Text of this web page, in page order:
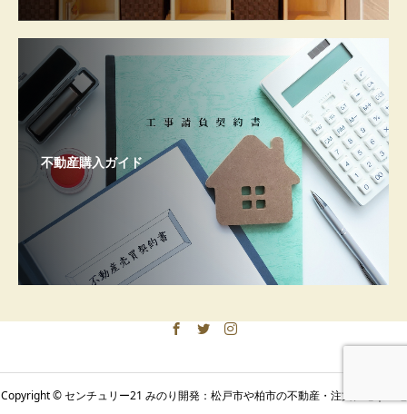
不動産購入ガイド
Copyright © センチュリー21 みのり開発：松戸市や柏市の不動産・注文住宅｜土地
みのり開発 アクセス お問い合わせ